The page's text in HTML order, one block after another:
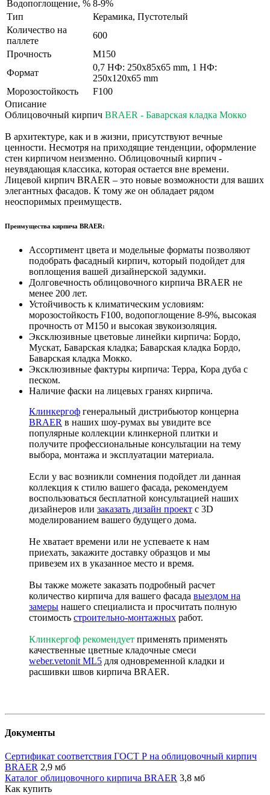
Водопоглощение, % 8-9%
Тип
Керамика, Пустотелый
Количество на
паллете
600
Прочность
М150
Формат
0,7 НФ: 250х85х65 mm, 1 НФ:
250х120х65 mm
Морозостойкость
F100
Описание
Облицовочный кирпич BRAER - Баварская кладка Мокко
В архитектуре, как и в жизни, присутствуют вечные
ценности. Несмотря на приходящие тенденции, оформление
стен кирпичом неизменно. Облицовочный кирпич -
неувядающая классика, которая остается вне времени.
Лицевой кирпич BRAER – это новые возможности для ваших
элегантных фасадов. К тому же он обладает рядом
неоспоримых преимуществ.
Преимущества кирпича BRAER:
Ассортимент цвета и модельные форматы позволяют
подобрать фасадный кирпич, который подойдет для
воплощения вашей дизайнерской задумки.
Долговечность облицовочного кирпича BRAER не
менее 200 лет.
Устойчивость к климатическим условиям:
морозостойкость F100, водопоглощение 8-9%, высокая
прочность от M150 и высокая звукоизоляция.
Эксклюзивные цветовые линейки кирпича: Бордо,
Мускат, Баварская кладка; Баварская кладка Бордо,
Баварская кладка Мокко.
Эксклюзивные фактуры кирпича: Терра, Кора дуба с
песком.
Наличие фаски на лицевых гранях кирпича.
Клинкергоф генеральный дистрибьютор концерна
BRAER в наших шоу-румах вы увидите все
популярные коллекции клинкерной плитки и
получите профессиональные консультации на тему
выбора, монтажа и эксплуатации материала.
Если у вас возникли сомнения подойдет ли данная
коллекция к стилю вашего фасада, рекомендуем
воспользоваться бесплатной консультацией наших
дизайнеров или заказать дизайн проект с 3D
моделированием вашего будущего дома.
Не хватает времени или не успеваете к нам
приехать, закажите доставку образцов и мы
привезем их в указанное место и время.
Вы также можете заказать подробный расчет
количество кирпича для вашего фасада выездом на
замеры нашего специалиста и просчитать полную
стоимость строительно-монтажных работ.
Клинкергоф рекомендует применять применять
качественные цветные кладочные смеси
weber.vetonit ML5 для одновременной кладки и
расшивки швов кирпича BRAER.
Документы
Сертификат соответствия ГОСТ Р на облицовочный кирпич
BRAER 2,9 мб
Каталог облицовочного кирпича BRAER 3,8 мб
Как купить